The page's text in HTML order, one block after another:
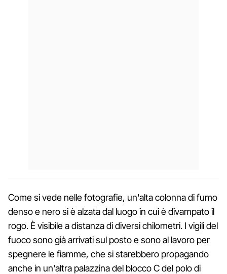
Come si vede nelle fotografie, un'alta colonna di fumo
denso e nero si è alzata dal luogo in cui è divampato il
rogo. È visibile a distanza di diversi chilometri. I vigili del
fuoco sono già arrivati sul posto e sono al lavoro per
spegnere le fiamme, che si starebbero propagando
anche in un'altra palazzina del blocco C del polo di